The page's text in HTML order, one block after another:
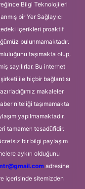
Bilgi Teknolojileri
bir Yer Sağlayıcı
içerikleri proaktif
bulunmamaktadır.
taşımakta olup,
sayılırlar. Bu internet
ile hiçbir bağlantısı
makaleler
niteliği taşımamakta
yapılmamaktadır.
tamamen tesadüfidir.
bir bilgi paylaşım
aykırı olduğunu
adresine
içerisinde sitemizden